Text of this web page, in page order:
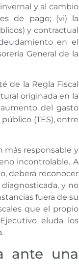
y al cambio
de pago; (vi) la
y contractual
en el
General de la
de la Regla Fiscal
originada en la
del gasto
(TES), entre
más responsable y
incontrolable. A
deberá reconocer
y no
fuera de su
que el propio
eluda los
ante una